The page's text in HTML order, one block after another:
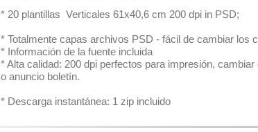
* 20 plantillas  Verticales 61x40,6 cm 200 dpi in PSD;
* Totalmente capas archivos PSD - fácil de cambiar los
* Información de la fuente incluida
* Alta calidad: 200 dpi perfectos para impresión,
o anuncio boletín.
* Descarga instantánea: 1 zip incluido